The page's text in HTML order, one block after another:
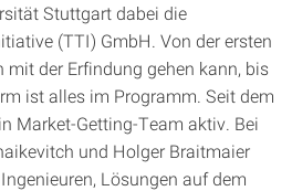
Stuttgart dabei die
(TTI) GmbH. Von der ersten
mit der Erfindung gehen kann, bis
ist alles im Programm. Seit dem
Market-Getting-Team aktiv. Bei
und Holger Braitmaier
Lösungen auf dem